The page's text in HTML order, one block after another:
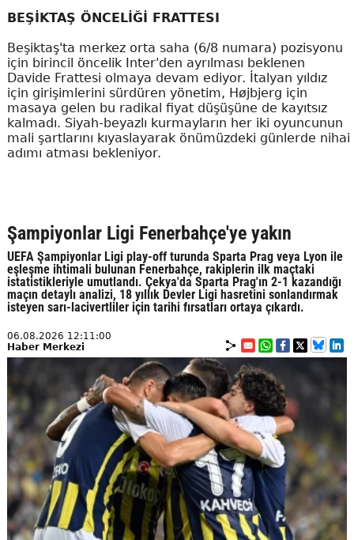
BEŞİKTAŞ ÖNCELİĞİ FRATTESI
Beşiktaş'ta merkez orta saha (6/8 numara) pozisyonu
için birincil öncelik Inter'den ayrılması beklenen
Davide Frattesi olmaya devam ediyor. İtalyan yıldız
için girişimlerini sürdüren yönetim, Højbjerg için
masaya gelen bu radikal fiyat düşüşüne de kayıtsız
kalmadı. Siyah-beyazlı kurmayların her iki oyuncunun
mali şartlarını kıyaslayarak önümüzdeki günlerde nihai
adımı atması bekleniyor.
Şampiyonlar Ligi Fenerbahçe'ye yakın
UEFA Şampiyonlar Ligi play-off turunda Sparta Prag veya Lyon ile
eşleşme ihtimali bulunan Fenerbahçe, rakiplerin ilk maçtaki
istatistikleriyle umutlandı. Çekya'da Sparta Prag'ın 2-1 kazandığı
maçın detaylı analizi, 18 yıllık Devler Ligi hasretini sonlandırmak
isteyen sarı-lacivertliler için tarihi fırsatları ortaya çıkardı.
06.08.2026 12:11:00
Haber Merkezi